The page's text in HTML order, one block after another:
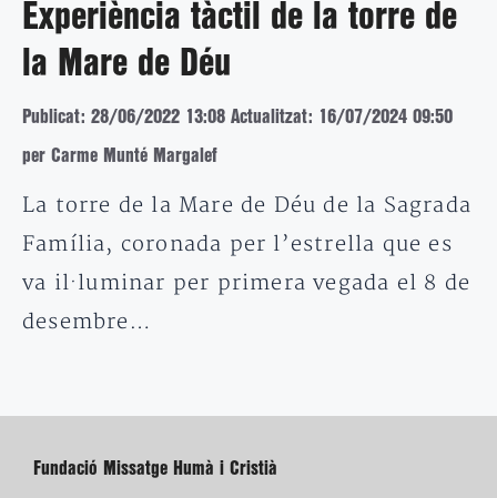
Experiència tàctil de la torre de
la Mare de Déu
Publicat: 28/06/2022 13:08 Actualitzat: 16/07/2024 09:50
per Carme Munté Margalef
La torre de la Mare de Déu de la Sagrada
Família, coronada per l’estrella que es
va il·luminar per primera vegada el 8 de
desembre…
Fundació Missatge Humà i Cristià